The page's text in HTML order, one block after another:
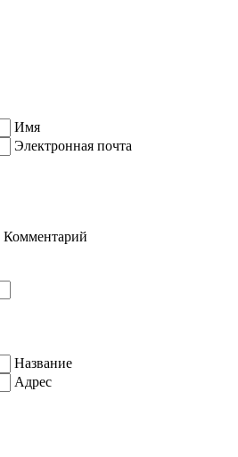
Имя
Электронная почта
Комментарий
Название
Адрес